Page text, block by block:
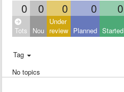
0 0 0 0 0
Tots Nou
Under
review Planned Started
Tag
No topics